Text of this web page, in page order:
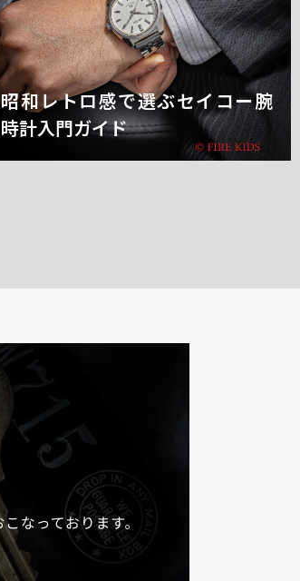
昭和レトロ感で選ぶセイコー腕
時計入門ガイド